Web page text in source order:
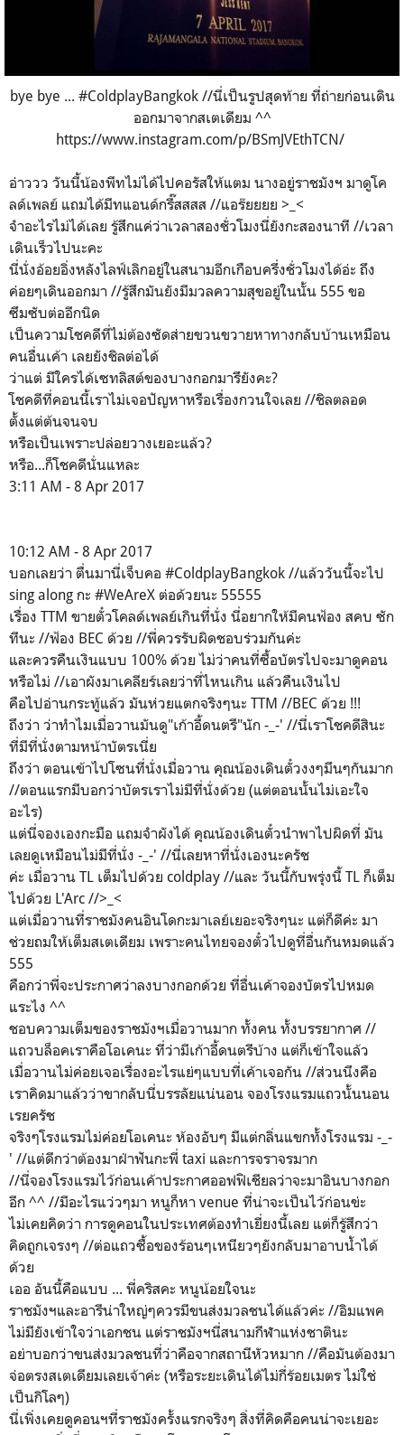
bye bye ... #ColdplayBangkok //นี่เป็นรูปสุดท้าย ที่ถ่ายก่อนเดิน
ออกมาจากสเตเดียม ^^
https://www.instagram.com/p/BSmJVEthTCN/
อ่าววว วันนี้น้องพีทไม่ได้ไปคอรัสให้แตม นางอยู่ราชมังฯ มาดูโค
ลด์เพลย์ แถมได้มีทแอนด์กรี๊สสสส //แอร๊ยยยย >_<
จำอะไรไม่ได้เลย รู้สึกแค่ว่าเวลาสองชั่วโมงนี่ยังกะสองนาที //เวลา
เดินเร็วไปนะคะ
นี่นั่งอ้อยอิ่งหลังไลฟ์เลิกอยู่ในสนามอีกเกือบครึ่งชั่วโมงได้อ่ะ ถึง
ค่อยๆเดินออกมา //รู้สึกมันยังมีมวลความสุขอยู่ในนั้น 555 ขอ
ซึมซับต่ออีกนิด
เป็นความโชคดีที่ไม่ต้องซัดส่ายขวนขวายหาทางกลับบ้านเหมือน
คนอื่นเค้า เลยยังชิลต่อได้
ว่าแต่ มีใครได้เซทลิสต์ของบางกอกมารึยังคะ?
โชคดีที่คอนนี้เราไม่เจอปัญหาหรือเรื่องกวนใจเลย //ชิลตลอด
ตั้งแต่ต้นจนจบ
หรือเป็นเพราะปล่อยวางเยอะแล้ว?
หรือ...ก็โชคดีนั่นแหละ
3:11 AM - 8 Apr 2017
10:12 AM - 8 Apr 2017
บอกเลยว่า ตื่นมานี่เจ็บคอ #ColdplayBangkok //แล้ววันนี้จะไป
sing along กะ #WeAreX ต่อด้วยนะ 55555
เรื่อง TTM ขายตั๋วโคลด์เพลย์เกินที่นั่ง นี่อยากให้มีคนฟ้อง สคบ ซัก
ทีนะ //ฟ้อง BEC ด้วย //พี่ควรรับผิดชอบร่วมกันค่ะ
และควรคืนเงินแบบ 100% ด้วย ไม่ว่าคนที่ซื้อบัตรไปจะมาดูคอน
หรือไม่ //เอาผังมาเคลียร์เลยว่าที่ไหนเกิน แล้วคืนเงินไป
คือไปอ่านกระทู้แล้ว มันห่วยแตกจริงๆนะ TTM //BEC ด้วย !!!
ถึงว่า ว่าทำไมเมื่อวานมันดู"เก้าอี้ดนตรี"นัก -_-' //นี่เราโชคดีสินะ
ที่มีที่นั่งตามหน้าบัตรเนี่ย
ถึงว่า ตอนเข้าไปโซนที่นั่งเมื่อวาน คุณน้องเดินตั๋วงงๆมึนๆกันมาก
//ตอนแรกมีบอกว่าบัตรเราไม่มีที่นั่งด้วย (แต่ตอนนั้นไม่เอะใจ
อะไร)
แต่นี่จองเองกะมือ แถมจำผังได้ คุณน้องเดินตั๋วนำพาไปผิดที่ มัน
เลยดูเหมือนไม่มีที่นั่ง -_-' //นี่เลยหาที่นั่งเองนะครัช
ค่ะ เมื่อวาน TL เต็มไปด้วย coldplay //และ วันนี้กับพรุ่งนี้ TL ก็เต็ม
ไปด้วย L'Arc //>_<
แต่เมื่อวานที่ราชมังคนอินโดกะมาเลย์เยอะจริงๆนะ แต่ก็ดีค่ะ มา
ช่วยถมให้เต็มสเตเดียม เพราะคนไทยจองตั๋วไปดูที่อื่นกันหมดแล้ว
555
คือกว่าพี่จะประกาศว่าลงบางกอกด้วย ที่อื่นเค้าจองบัตรไปหมด
แระไง ^^
ชอบความเต็มของราชมังฯเมื่อวานมาก ทั้งคน ทั้งบรรยากาศ //
แถวบล็อคเราคือโอเคนะ ที่ว่ามีเก้าอี้ดนตรีบ้าง แต่ก็เข้าใจแล้ว
เมื่อวานไม่ค่อยเจอเรื่องอะไรแย่ๆแบบที่เค้าเจอกัน //ส่วนนึงคือ
เราคิดมาแล้วว่าขากลับนี่บรรลัยแน่นอน จองโรงแรมแถวนั้นนอน
เรยครัช
จริงๆโรงแรมไม่ค่อยโอเคนะ ห้องอับๆ มีแต่กลิ่นแขกทั้งโรงแรม -_-
' //แต่ดีกว่าต้องมาฝ่าฟันกะพี่ taxi และการจราจรมาก
//นี่จองโรงแรมไว้ก่อนเค้าประกาศออฟฟิเชียลว่าจะมาอินบางกอก
อีก ^^ //มีอะไรแว่วๆมา หนูก็หา venue ที่น่าจะเป็นไว้ก่อนข่ะ
ไม่เคยคิดว่า การดูคอนในประเทศต้องทำเยี่ยงนี้เลย แต่ก็รู้สึกว่า
คิดถูกเจรงๆ //ต่อแถวซื้อของร้อนๆเหนียวๆยังกลับมาอาบน้ำได้
ด้วย
เออ อันนี้คือแบบ ... พี่คริสคะ หนูน้อยใจนะ
ราชมังฯและอารีน่าใหญ่ๆควรมีขนส่งมวลชนได้แล้วค่ะ //อิมแพค
ไม่มียังเข้าใจว่าเอกชน แต่ราชมังฯนี่สนามกีฬาแห่งชาตินะ
อย่าบอกว่าขนส่งมวลชนที่ว่าคือจากสถานีหัวหมาก //คือมันต้องมา
จ่อตรงสเตเดียมเลยเจ้าค่ะ (หรือระยะเดินได้ไม่กี่ร้อยเมตร ไม่ใช่
เป็นกิโลๆ)
นี่เพิ่งเคยดูคอนฯที่ราชมังครั้งแรกจริงๆ สิ่งที่คิดคือคนน่าจะเยอะ